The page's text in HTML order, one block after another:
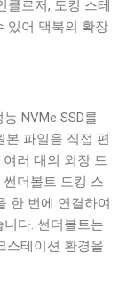
클로저, 도킹 스테
있어 맥북의 확장
NVMe SSD를
본 파일을 직접 편
러 대의 외장 드
더볼트 도킹 스
한 번에 연결하여
다. 썬더볼트는
스테이션 환경을